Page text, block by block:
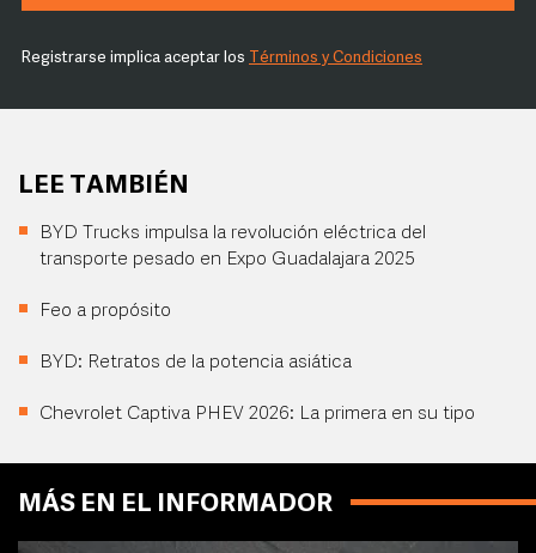
Registrarse implica aceptar los Términos y Condiciones
LEE TAMBIÉN
BYD Trucks impulsa la revolución eléctrica del
transporte pesado en Expo Guadalajara 2025
Feo a propósito
BYD: Retratos de la potencia asiática
Chevrolet Captiva PHEV 2026: La primera en su tipo
MÁS EN EL INFORMADOR